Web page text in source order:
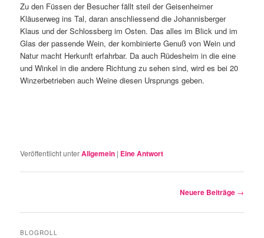
Zu den Füssen der Besucher fällt steil der Geisenheimer
Kläuserweg ins Tal, daran anschliessend die Johannisberger
Klaus und der Schlossberg im Osten. Das alles im Blick und im
Glas der passende Wein, der kombinierte Genuß von Wein und
Natur macht Herkunft erfahrbar. Da auch Rüdesheim in die eine
und Winkel in die andere Richtung zu sehen sind, wird es bei 20
Winzerbetrieben auch Weine diesen Ursprungs geben.
Veröffentlicht unterAllgemein | EineAntwort
Neuere Beiträge →
BLOGROLL